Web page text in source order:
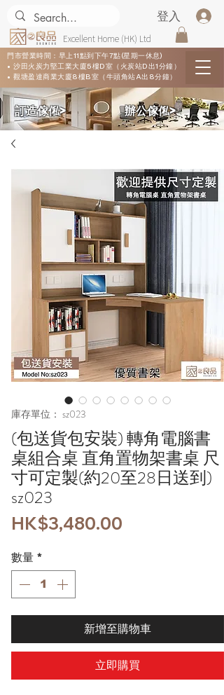
Excellent Home (HK) Ltd
登入
門市營業時間：早上11點到下午7點(星期一休息)
• 沙田火炭力堅工業大廈5樓D室（火炭站D出1分鐘）
• 觀塘盈達商業大廈8樓B室（牛頭角站A出8分鐘）
​訂造傢俬> ​辦公傢俬>
庫存單位： sz023
(包送貨包安裝) 轉角電腦書
桌組合桌 直角置物架書桌 尺
寸可定製(約20至28日送到)
sz023
HK$3,480.00
數量 *
新增至購物車
立即購買